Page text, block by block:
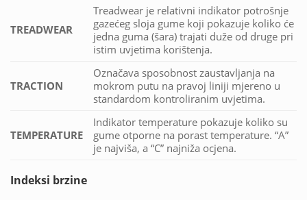
TREADWEAR
Treadwear je relativni indikator potrošnje
gazećeg sloja gume koji pokazuje koliko će
jedna guma (šara) trajati duže od druge pri
istim uvjetima korištenja.
TRACTION
Označava sposobnost zaustavljanja na
mokrom putu na pravoj liniji mjereno u
standardom kontroliranim uvjetima.
TEMPERATURE
Indikator temperature pokazuje koliko su
gume otporne na porast temperature. “A”
je najviša, a “C” najniža ocjena.
Indeksi brzine